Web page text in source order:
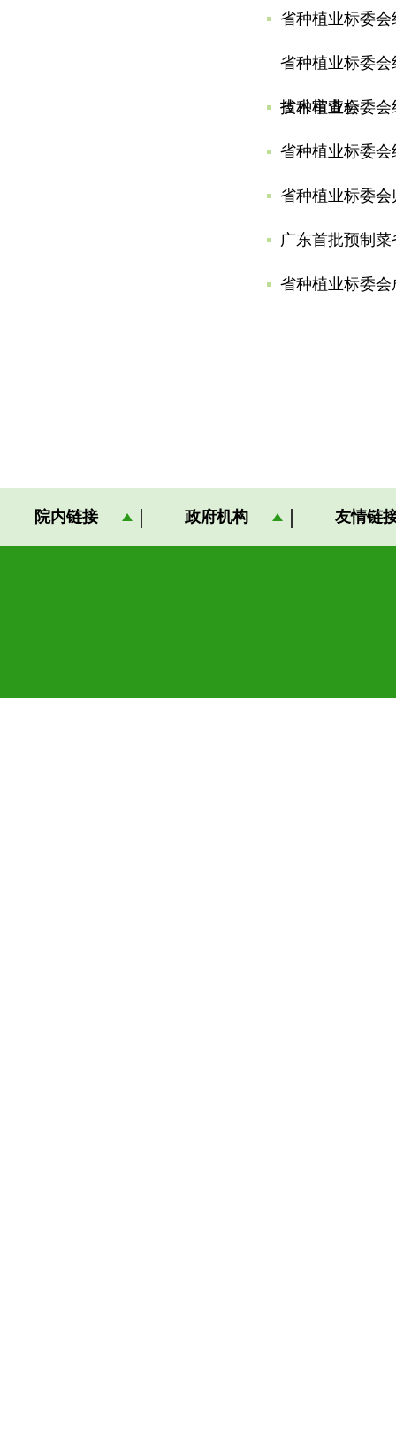
省种植业标委
省种植业标委
技术审查会
省种植业标委
省种植业标委
省种植业标委
广东首批预制
省种植业标委
院内链接 政府机构 友情链